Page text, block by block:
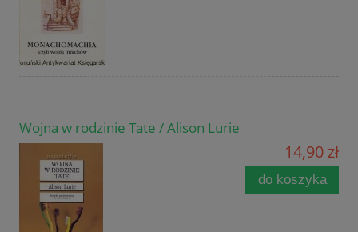
Wojna w rodzinie Tate / Alison Lurie
14,90 zł
do koszyka